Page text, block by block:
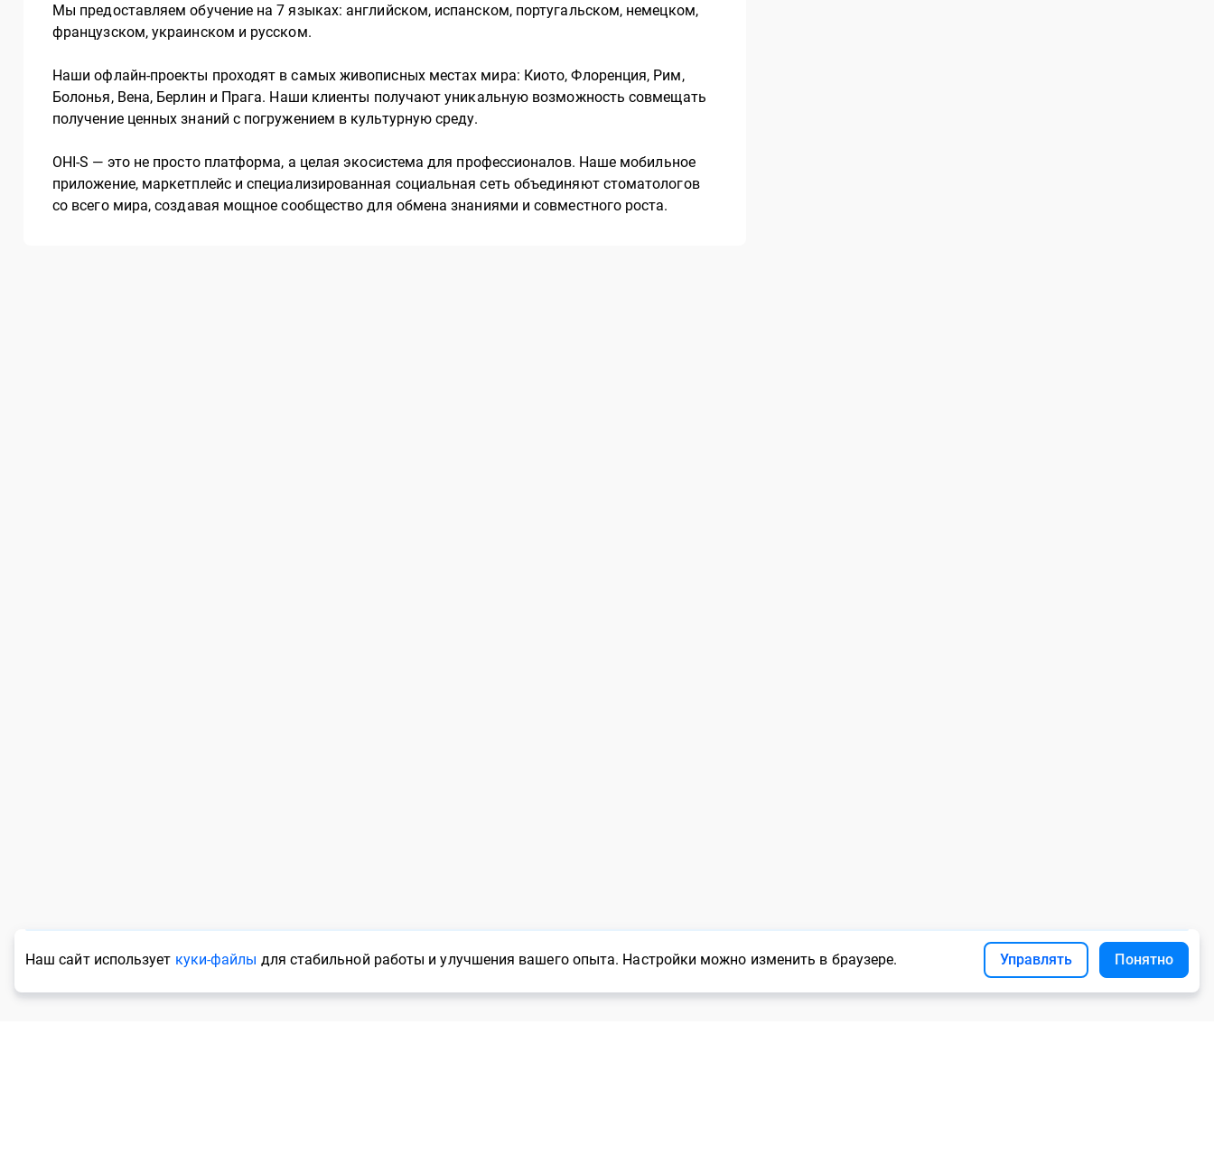
Наш сайт использует куки-файлы для стабильной работы и улучшения вашего опыта. Настройки можно изменить в браузере. Управлять Понятно
Мы предоставляем обучение на 7 языках: английском, испанском, португальском, немецком,
французском, украинском и русском.
Наши офлайн-проекты проходят в самых живописных местах мира: Киото, Флоренция, Рим,
Болонья, Вена, Берлин и Прага. Наши клиенты получают уникальную возможность совмещать
получение ценных знаний с погружением в культурную среду.
OHI-S — это не просто платформа, а целая экосистема для профессионалов. Наше мобильное
приложение, маркетплейс и специализированная социальная сеть объединяют стоматологов
со всего мира, создавая мощное сообщество для обмена знаниями и совместного роста.